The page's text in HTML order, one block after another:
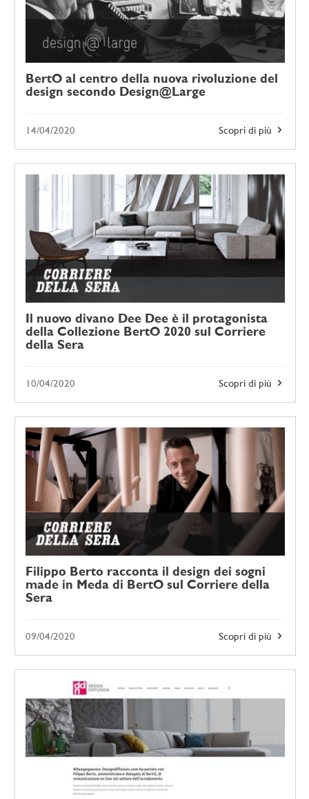
BertO al centro della nuova rivoluzione del
design secondo Design@Large
Scopri di più
14/04/2020
Il nuovo divano Dee Dee è il protagonista
della Collezione BertO 2020 sul Corriere
della Sera
Scopri di più
10/04/2020
Filippo Berto racconta il design dei sogni
made in Meda di BertO sul Corriere della
Sera
Scopri di più
09/04/2020